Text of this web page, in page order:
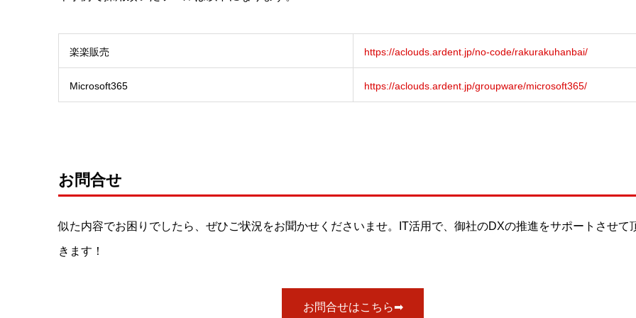
楽楽販売 https://aclouds.ardent.jp/no-code/rakurakuhanbai/
Microsoft365 https://aclouds.ardent.jp/groupware/microsoft365/
お問合せ
似た内容でお困りでしたら、ぜひご状況をお聞かせくださいませ。IT活用で、御社のDXの推進をサポートさせて
きます！
お問合せはこちら➡